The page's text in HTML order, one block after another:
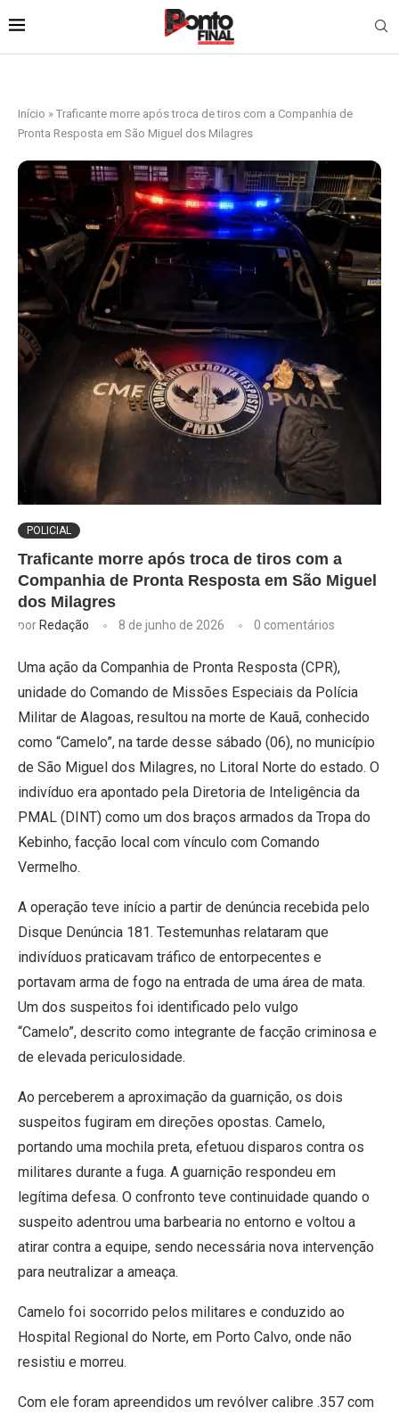
Início » Traficante morre após troca de tiros com a Companhia de
Pronta Resposta em São Miguel dos Milagres
POLICIAL
Traficante morre após troca de tiros com a
Companhia de Pronta Resposta em São Miguel
dos Milagres
por Redação 8 de junho de 2026 0 comentários
Uma ação da Companhia de Pronta Resposta (CPR),
unidade do Comando de Missões Especiais da Polícia
Militar de Alagoas, resultou na morte de Kauã, conhecido
como “Camelo”, na tarde desse sábado (06), no município
de São Miguel dos Milagres, no Litoral Norte do estado. O
indivíduo era apontado pela Diretoria de Inteligência da
PMAL (DINT) como um dos braços armados da Tropa do
Kebinho, facção local com vínculo com Comando
Vermelho.
A operação teve início a partir de denúncia recebida pelo
Disque Denúncia 181. Testemunhas relataram que
indivíduos praticavam tráfico de entorpecentes e
portavam arma de fogo na entrada de uma área de mata.
Um dos suspeitos foi identificado pelo vulgo
“Camelo”, descrito como integrante de facção criminosa e
de elevada periculosidade.
Ao perceberem a aproximação da guarnição, os dois
suspeitos fugiram em direções opostas. Camelo,
portando uma mochila preta, efetuou disparos contra os
militares durante a fuga. A guarnição respondeu em
legítima defesa. O confronto teve continuidade quando o
suspeito adentrou uma barbearia no entorno e voltou a
atirar contra a equipe, sendo necessária nova intervenção
para neutralizar a ameaça.
Camelo foi socorrido pelos militares e conduzido ao
Hospital Regional do Norte, em Porto Calvo, onde não
resistiu e morreu.
Com ele foram apreendidos um revólver calibre .357 com